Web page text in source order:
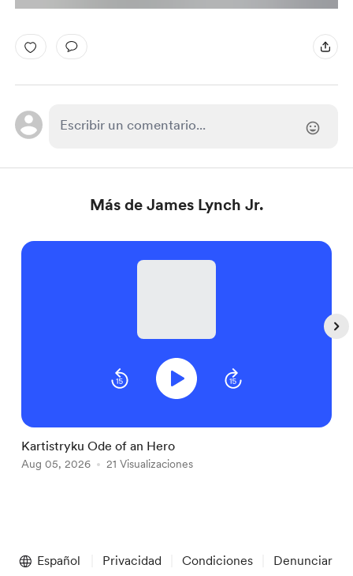
Más de James Lynch Jr.
Kartistryku Ode of an Hero
Aug 05, 2026 21 Visualizaciones
of
Español Privacidad Condiciones Denunciar